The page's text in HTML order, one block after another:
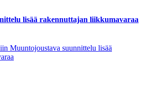
lisää rakennuttajan liikkumavaraa
Muuntojoustava suunnittelu lisää